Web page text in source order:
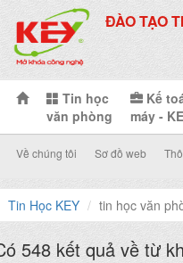
ĐÀO TẠO
Tin học
văn phòng
Kế
máy -
Về chúng tôi Sơ đồ web
Tin Học KEY tin học văn
548 kết quả về từ